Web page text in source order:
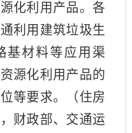
化利用产品。各
利用建筑垃圾生
基材料等应用渠
源化利用产品的
等要求。（住房
财政部、交通运